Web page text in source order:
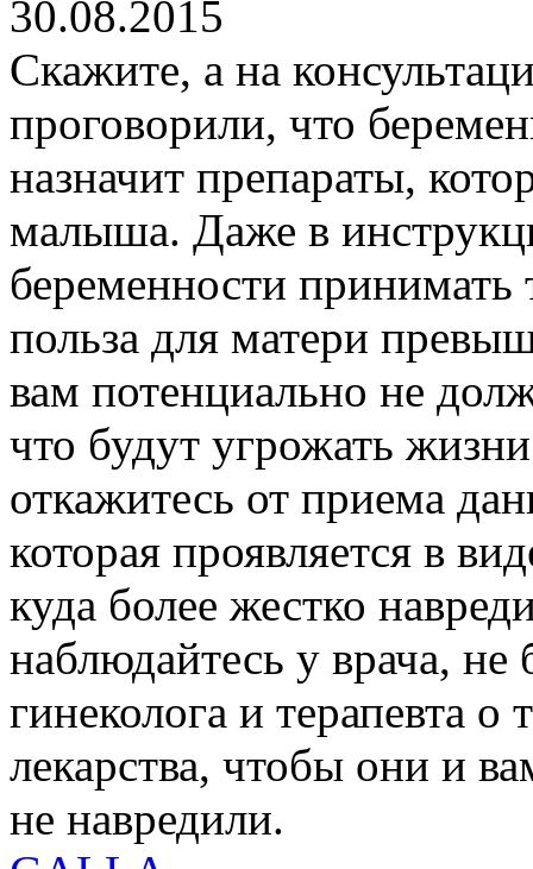
30.08.2015
Скажите, а на
проговорили, что
назначит препараты,
малыша. Даже в
беременности принимать
польза для матери
вам потенциально не
что будут угрожать
откажитесь от приема
которая проявляется в
куда более жестко
наблюдайтесь у врача, не
гинеколога и терапевта
лекарства, чтобы они и
не навредили.